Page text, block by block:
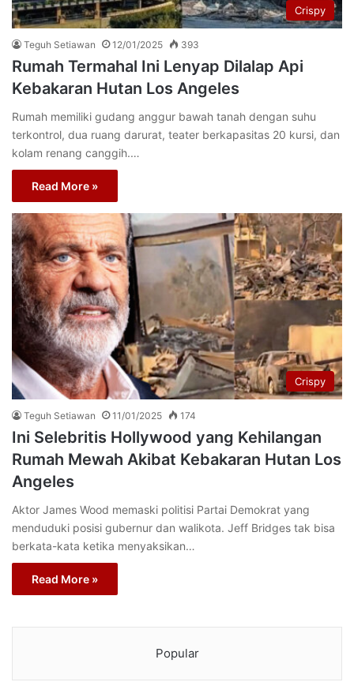
Crispy
Teguh Setiawan 12/01/2025 393
Rumah Termahal Ini Lenyap Dilalap Api
Kebakaran Hutan Los Angeles
Rumah memiliki gudang anggur bawah tanah dengan suhu
terkontrol, dua ruang darurat, teater berkapasitas 20 kursi, dan
kolam renang canggih.…
Read More »
Crispy
Teguh Setiawan 11/01/2025 174
Ini Selebritis Hollywood yang Kehilangan
Rumah Mewah Akibat Kebakaran Hutan Los
Angeles
Aktor James Wood memaski politisi Partai Demokrat yang
menduduki posisi gubernur dan walikota. Jeff Bridges tak bisa
berkata-kata ketika menyaksikan…
Read More »
Popular